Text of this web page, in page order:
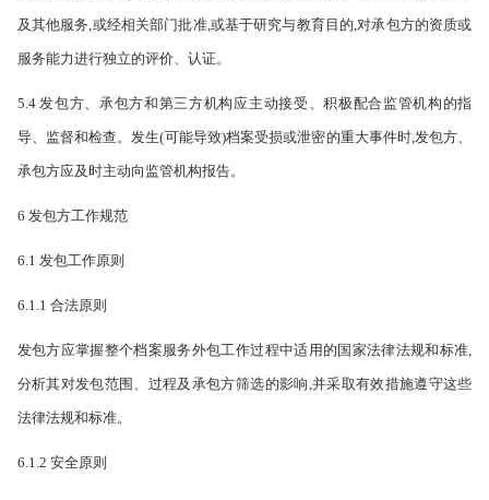
及其他服务,或经相关部门批准,或基于研究与教育目的,对承包方的资质或
服务能力进行独立的评价、认证。
5.4 发包方、承包方和第三方机构应主动接受、积极配合监管机构的指
导、监督和检查。发生(可能导致)档案受损或泄密的重大事件时,发包方、
承包方应及时主动向监管机构报告。
6 发包方工作规范
6.1 发包工作原则
6.1.1 合法原则
发包方应掌握整个档案服务外包工作过程中适用的国家法律法规和标准,
分析其对发包范围、过程及承包方筛选的影响,并采取有效措施遵守这些
法律法规和标准。
6.1.2 安全原则